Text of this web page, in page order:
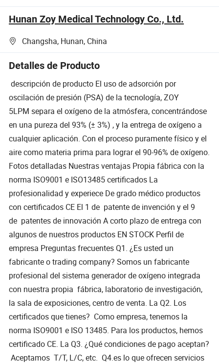
Hunan Zoy Medical Technology Co., Ltd.
Changsha, Hunan, China
Detalles de Producto
descripción de producto El uso de adsorción por
oscilación de presión (PSA) de la tecnología, ZOY
5LPM separa el oxígeno de la atmósfera, concentrándose
en una pureza del 93% (± 3%) , y la entrega de oxígeno a
cualquier aplicación. Con el proceso puramente físico y el
aire como materia prima para lograr el 90-96% de oxígeno.
Fotos detalladas Nuestras ventajas Propia fábrica con la
norma ISO9001 e ISO13485 certificados La
profesionalidad y experiece De grado médico productos
con certificados CE El 1 de patente de invención y el 9
de patentes de innovación A corto plazo de entrega con
algunos de nuestros productos EN STOCK Perfil de
empresa Preguntas frecuentes Q1. ¿Es usted un
fabricante o trading company? Somos un fabricante
profesional del sistema generador de oxígeno integrada
con nuestra propia fábrica, laboratorio de investigación,
la sala de exposiciones, centro de venta. La Q2. Los
certificados que tienes? Como empresa, tenemos la
norma ISO9001 e ISO 13485. Para los productos, hemos
certificado CE. La Q3. ¿Qué condiciones de pago aceptan?
Aceptamos T/T, L/C, etc. Q4.es lo que ofrecen servicios